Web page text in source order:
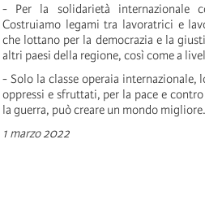
- Per la solidarietà internazionale
Costruiamo legami tra lavoratrici e
che lottano per la democrazia e la
altri paesi della regione, così come a
- Solo la classe operaia
oppressi e sfruttati, per la pace e
la guerra, può creare un mondo migliore.
1 marzo 2022